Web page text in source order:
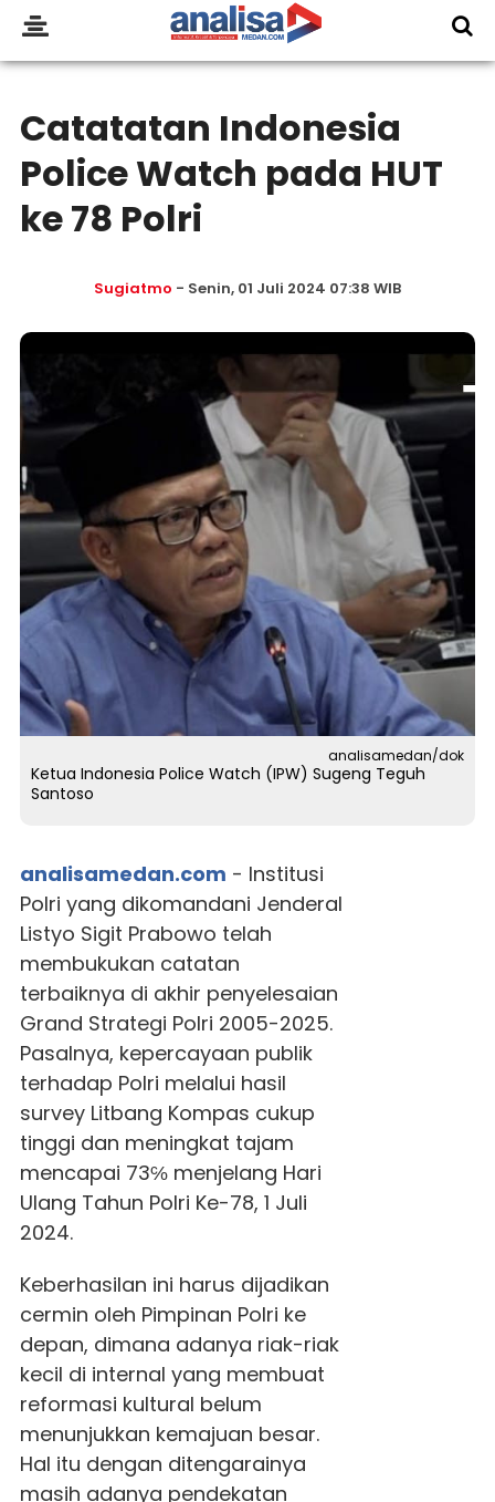
Catatatan Indonesia
Police Watch pada HUT
ke 78 Polri
Sugiatmo - Senin, 01 Juli 2024 07:38 WIB
analisamedan/dok
Ketua Indonesia Police Watch (IPW) Sugeng Teguh
Santoso
analisamedan.com - Institusi
Polri yang dikomandani Jenderal
Listyo Sigit Prabowo telah
membukukan catatan
terbaiknya di akhir penyelesaian
Grand Strategi Polri 2005-2025.
Pasalnya, kepercayaan publik
terhadap Polri melalui hasil
survey Litbang Kompas cukup
tinggi dan meningkat tajam
mencapai 73℅ menjelang Hari
Ulang Tahun Polri Ke-78, 1 Juli
2024.
Keberhasilan ini harus dijadikan
cermin oleh Pimpinan Polri ke
depan, dimana adanya riak-riak
kecil di internal yang membuat
reformasi kultural belum
menunjukkan kemajuan besar.
Hal itu dengan ditengarainya
masih adanya pendekatan